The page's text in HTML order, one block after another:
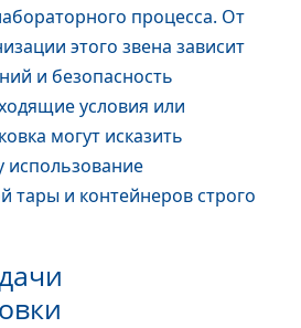
процесса. От
этого звена зависит
и безопасность
условия или
могут исказить
использование
тары и контейнеров строго